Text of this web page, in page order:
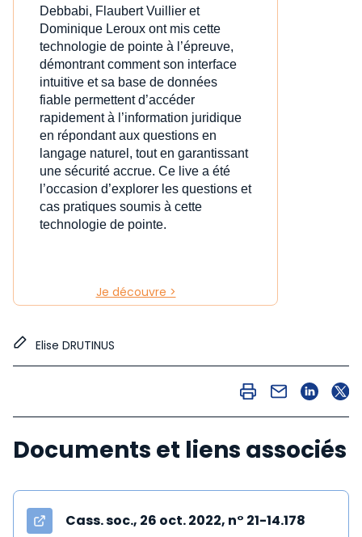
Debbabi, Flaubert Vuillier et
Dominique Leroux ont mis cette
technologie de pointe à l’épreuve,
démontrant comment son interface
intuitive et sa base de données
fiable permettent d’accéder
rapidement à l’information juridique
en répondant aux questions en
langage naturel, tout en garantissant
une sécurité accrue. Ce live a été
l’occasion d’explorer les questions et
cas pratiques soumis à cette
technologie de pointe.
Je découvre >
Elise DRUTINUS
Documents et liens associés
Cass. soc., 26 oct. 2022, n° 21-14.178